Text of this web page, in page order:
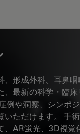
Logo
、形成外科、耳鼻
、最新の科学・臨
例や洞察、シンポ
いただけます。 手
、AR蛍光、3D視覚